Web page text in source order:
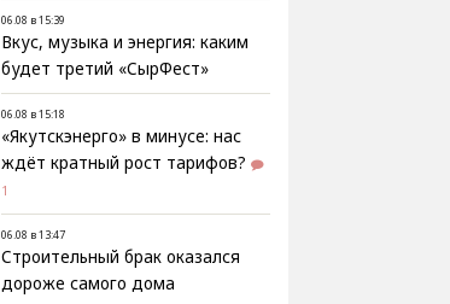
06.08 в 15:39
Вкус, музыка и энергия: каким
будет третий «СырФест»
06.08 в 15:18
«Якутскэнерго» в минусе: нас
ждёт кратный рост тарифов?
1
06.08 в 13:47
Строительный брак оказался
дороже самого дома